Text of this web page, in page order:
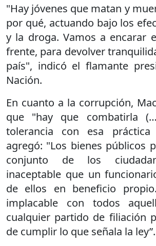
"Hay jóvenes que matan y
por qué, actuando bajo los
y la droga. Vamos a encarar
frente, para devolver
país", indicó el flamante
Nación.
En cuanto a la corrupción,
que "hay que combatirla
tolerancia con esa práctica
agregó: "Los bienes públicos
conjunto de los
inaceptable que un
de ellos en beneficio
implacable con todos
cualquier partido de filiación
de cumplir lo que señala la ley”.